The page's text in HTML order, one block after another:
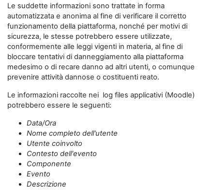
Le suddette informazioni sono trattate in forma
automatizzata e anonima al fine di verificare il corretto
funzionamento della piattaforma, nonché per motivi di
sicurezza, le stesse potrebbero essere utilizzate,
conformemente alle leggi vigenti in materia, al fine di
bloccare tentativi di danneggiamento alla piattaforma
medesimo o di recare danno ad altri utenti, o comunque
prevenire attività dannose o costituenti reato.
Le informazioni raccolte nei log files applicativi (Moodle)
potrebbero essere le seguenti:
Data/Ora
Nome completo dell'utente
Utente coinvolto
Contesto dell'evento
Componente
Evento
Descrizione